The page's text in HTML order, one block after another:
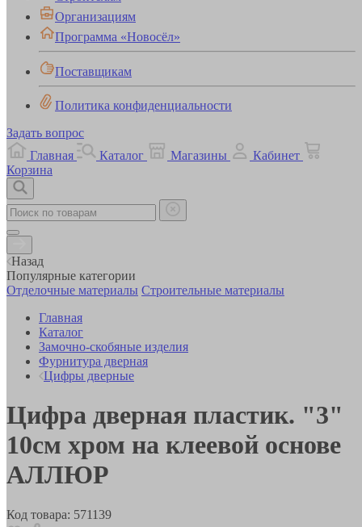
Организациям
Программа «Новосёл»
Поставщикам
Политика конфиденциальности
Задать вопрос
Главная
Каталог Магазины
Кабинет
Корзина
Назад
Популярные категории
Отделочные материалы Строительные материалы
Главная
Каталог
Замочно-скобяные изделия
Фурнитура дверная
Цифры дверные
Цифра дверная пластик. "3"
10см хром на клеевой основе
АЛЛЮР
Код товара: 571139